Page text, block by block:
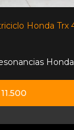
Honda Trx